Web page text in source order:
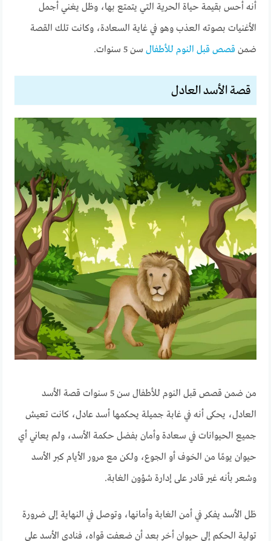
أنه أحس بقيمة حياة الحرية التي يتمتع بها، وظل يغني أجمل
الأغنيات بصوته العذب وهو في غاية السعادة، وكانت تلك القصة
ضمن قصص قبل النوم للأطفال سن 5 سنوات.
قصةالأسدالعادل
من ضمن قصص قبل النوم للأطفال سن 5 سنوات قصة الأسد
العادل، يحكى أنه في غابة جميلة يحكمها أسد عادل، كانت تعيش
جميع الحيوانات في سعادة وأمان بفضل حكمة الأسد، ولم يعاني أي
حيوان يومًا من الخوف أو الجوع، ولكن مع مرور الأيام كبر الأسد
وشعر بأنه غير قادر على إدارة شؤون الغابة.
ظل الأسد يفكر في أمن الغابة وأمانها، وتوصل في النهاية إلى ضرورة
تولية الحكم إلى حيوان أخر بعد أن ضعفت قواه، فنادى الأسد على